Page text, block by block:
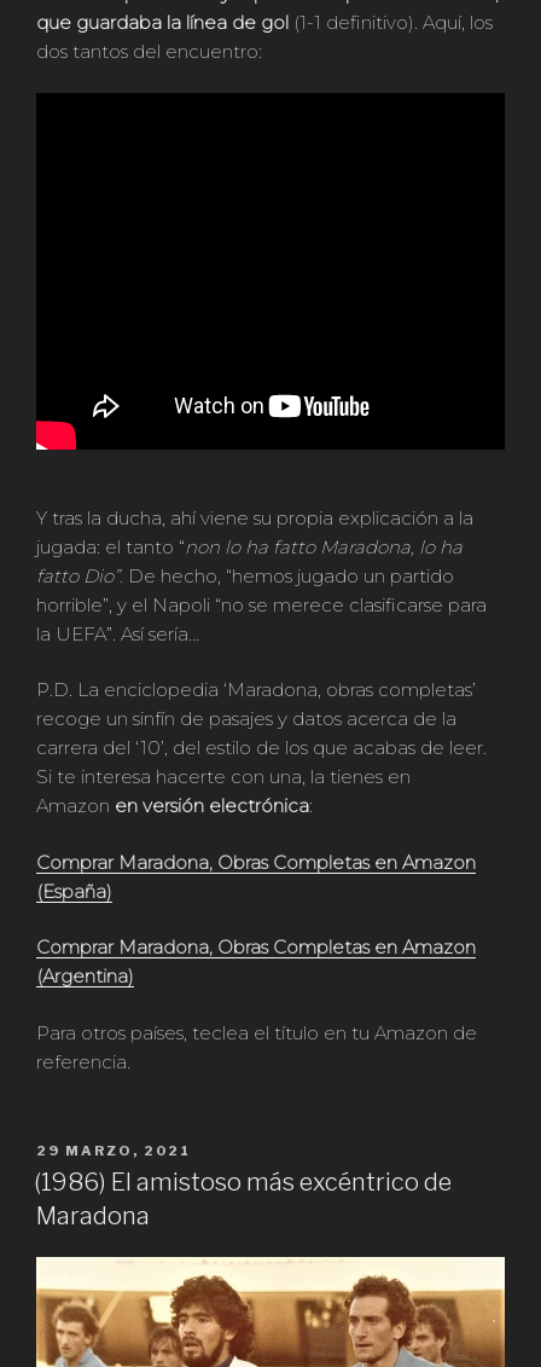
que guardaba la línea de gol (1-1 definitivo). Aquí, los
dos tantos del encuentro:
Y tras la ducha, ahí viene su propia explicación a la
jugada: el tanto “non lo ha fatto Maradona, lo ha
fatto Dio”. De hecho, “hemos jugado un partido
horrible”, y el Napoli “no se merece clasificarse para
la UEFA”. Así sería…
P.D. La enciclopedia ‘Maradona, obras completas’
recoge un sinfín de pasajes y datos acerca de la
carrera del ‘10’, del estilo de los que acabas de leer.
Si te interesa hacerte con una, la tienes en
Amazon en versión electrónica:
Comprar Maradona, Obras Completas en Amazon
(España)
Comprar Maradona, Obras Completas en Amazon
(Argentina)
Para otros países, teclea el título en tu Amazon de
referencia.
PUBLICADO
EN
29 MARZO, 2021
(1986) El amistoso más excéntrico de
Maradona